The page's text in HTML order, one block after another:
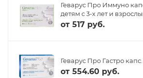
Геварус Про Иммуно
детям с 3-х лет и
от 517 руб.
Геварус Про Гастро
от 554.60 руб.